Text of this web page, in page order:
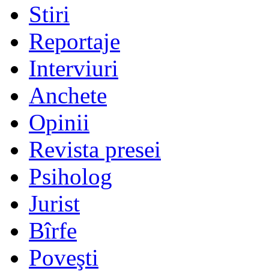
Stiri
Reportaje
Interviuri
Anchete
Opinii
Revista presei
Psiholog
Jurist
Bîrfe
Poveşti